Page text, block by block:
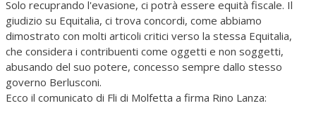
Solo recuprando l'evasione, ci potrà essere equità fiscale. Il
giudizio su Equitalia, ci trova concordi, come abbiamo
dimostrato con molti articoli critici verso la stessa Equitalia,
che considera i contribuenti come oggetti e non soggetti,
abusando del suo potere, concesso sempre dallo stesso
governo Berlusconi.
Ecco il comunicato di Fli di Molfetta a firma Rino Lanza: